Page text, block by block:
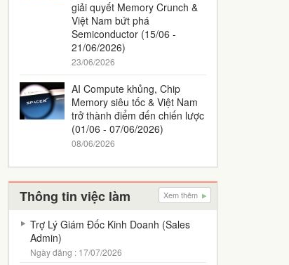
giải quyết Memory Crunch &
Việt Nam bứt phá
Semiconductor (15/06 -
21/06/2026)
23/06/2026
AI Compute khủng, Chip
Memory siêu tốc & Việt Nam
trở thành điểm đến chiến lược
(01/06 - 07/06/2026)
08/06/2026
Thông tin việc làm Xem thêm
Trợ Lý Giám Đốc Kinh Doanh (Sales
Admin)
Ngày đăng : 17/07/2026